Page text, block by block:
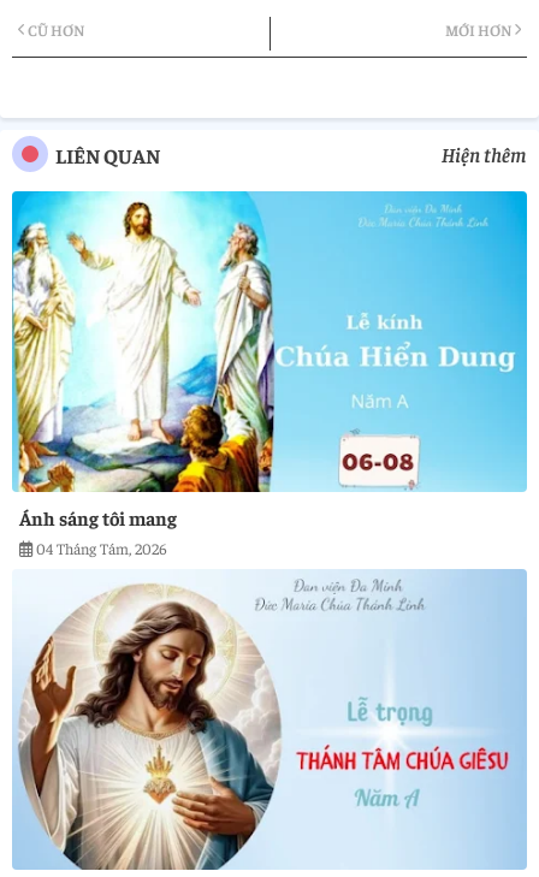
MỚI HƠN
CŨ HƠN
LIÊN QUAN Hiện thêm
Ánh sáng tôi mang
04 Tháng Tám, 2026